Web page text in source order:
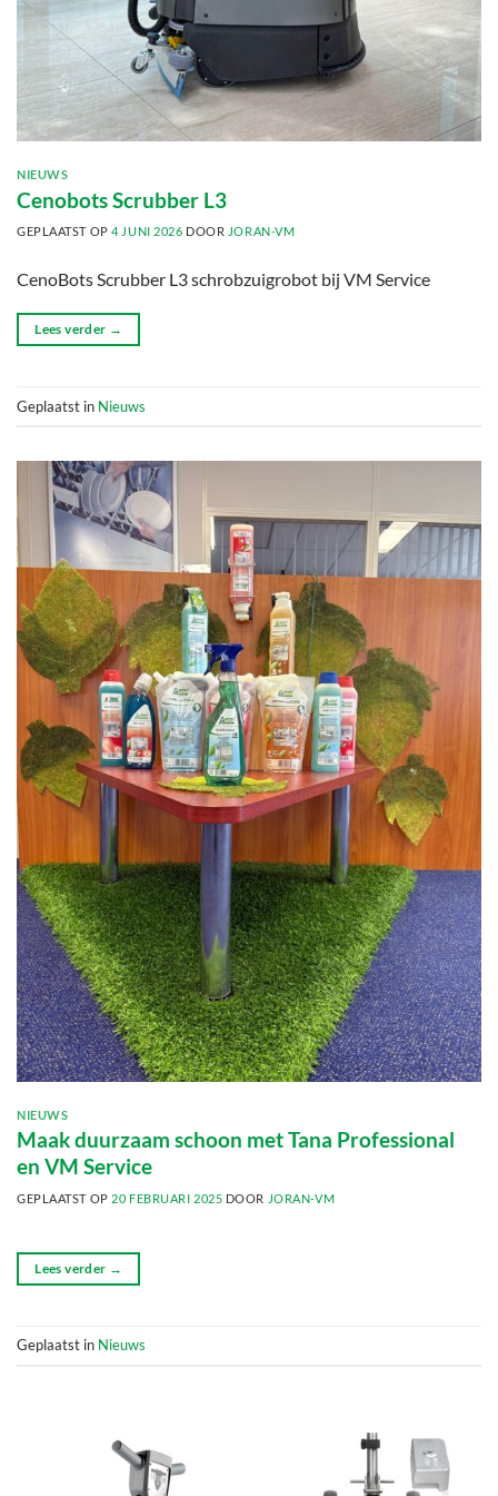
NIEUWS
Cenobots Scrubber L3
GEPLAATST OP4 JUNI 2026 DOOR JORAN-VM
CenoBots Scrubber L3 schrobzuigrobot bij VM Service
Lees verder →
Geplaatst in Nieuws
NIEUWS
Maak duurzaam schoon met Tana Professional
en VM Service
GEPLAATST OP 20 FEBRUARI 2025 DOOR JORAN-VM
Lees verder →
Geplaatst in Nieuws